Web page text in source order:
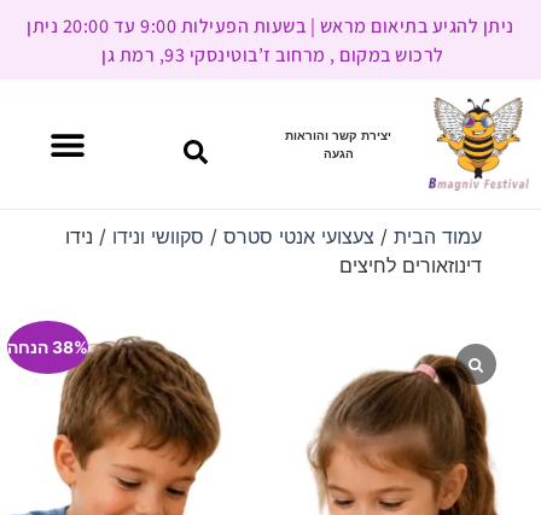
ניתן להגיע בתיאום מראש | בשעות הפעילות 9:00 עד 20:00 ניתן
לרכוש במקום , מרחוב ז’בוטינסקי 93, רמת גן
יצירת קשר והוראות
הגעה
עמוד הבית/ צעצועי אנטי סטרס/ סקוושי ונידו / נידו
דינוזאורים לחיצים
38% הנחה